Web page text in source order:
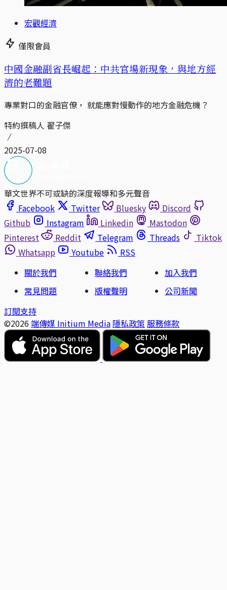
宏觀經濟
僅限會員
中國金融副省長崛起：中共官場新現象，與地方經
濟的老難題
專業對口的金融官僚， 就能應對慢動作的地方金融危機？
特約撰稿人 翟子傑
2025-07-08
華文世界不可或缺的深度報導和多元聲音
Facebook
Twitter Bluesky
Discord
Github
Instagram Linkedin
Mastodon
Pinterest
Reddit Telegram Threads
Tiktok
Whatsapp
Youtube
RSS
關於我們
聯絡我們
加入我們
常見問題
版權聲明
公司新聞
訂閱支持
©2026 端傳媒 Initium Media 隱私政策 服務條款